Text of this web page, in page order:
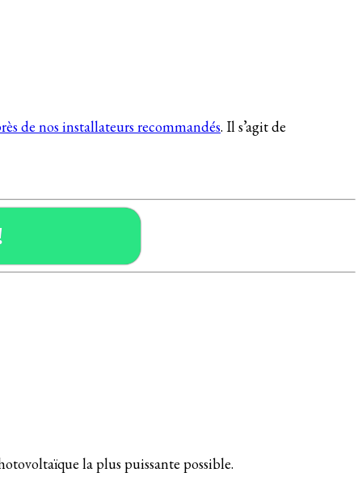
de nos installateurs recommandés. Il s’agit de
la plus puissante possible.